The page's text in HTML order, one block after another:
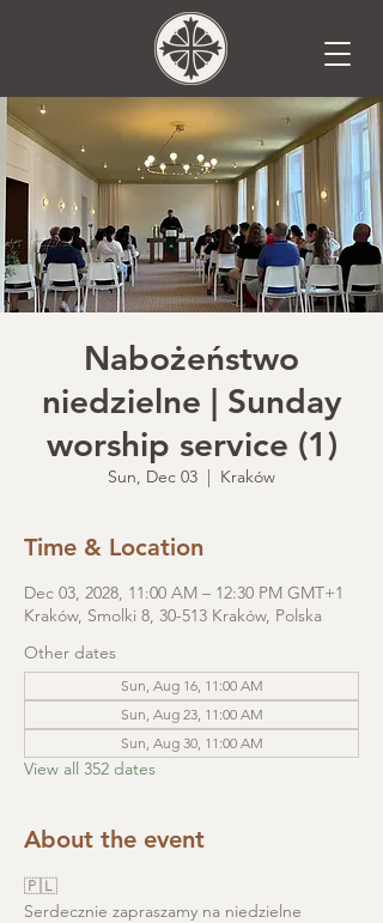
Nabożeństwo
niedzielne | Sunday
worship service (1)
Sun, Dec 03
  |
Kraków
Time & Location
Dec 03, 2028, 11:00 AM – 12:30 PM GMT+1
Kraków, Smolki 8, 30-513 Kraków, Polska
Other dates
Sun, Aug 16, 11:00 AM
Sun, Aug 23, 11:00 AM
Sun, Aug 30, 11:00 AM
View all 352 dates
About the event
🇵🇱
Serdecznie zapraszamy na niedzielne